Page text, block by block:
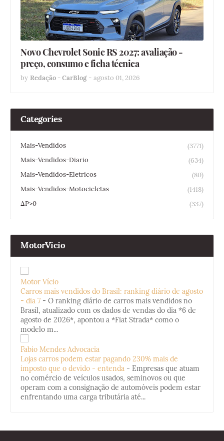
Novo Chevrolet Sonic RS 2027: avaliação -
preço, consumo e ficha técnica
by Redação - CarBlog - agosto 01, 2026
Categories
Mais-Vendidos
(3771)
Mais-Vendidos-Diario
(634)
Mais-Vendidos-Eletricos
(80)
Mais-Vendidos-Motocicletas
(1418)
ΔP>0
(337)
MotorVicio
Motor Vício
Carros mais vendidos do Brasil: ranking diário de agosto
- dia 7 - O ranking diário de carros mais vendidos no
Brasil, atualizado com os dados de vendas do dia *6 de
agosto de 2026*, apontou a *Fiat Strada* como o
modelo m...
Fabio Mendes Advocacia
Lojas carros podem estar pagando 230% mais de
imposto que o devido - entenda - Empresas que atuam
no comércio de veículos usados, seminovos ou que
operam com a consignação de automóveis podem estar
enfrentando uma carga tributária até...